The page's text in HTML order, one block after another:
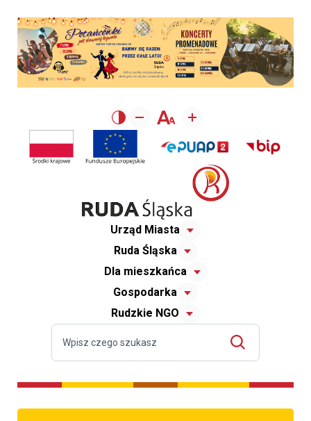
Urząd Miasta
Ruda Śląska
Dla mieszkańca
Gospodarka
Rudzkie NGO